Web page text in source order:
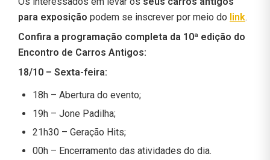
para exposição podem se inscrever por meio do link.
Confira a programação completa da 10ª edição do
Encontro de Carros Antigos:
18/10 – Sexta-feira:
18h – Abertura do evento;
19h – Jone Padilha;
21h30 – Geração Hits;
00h – Encerramento das atividades do dia.